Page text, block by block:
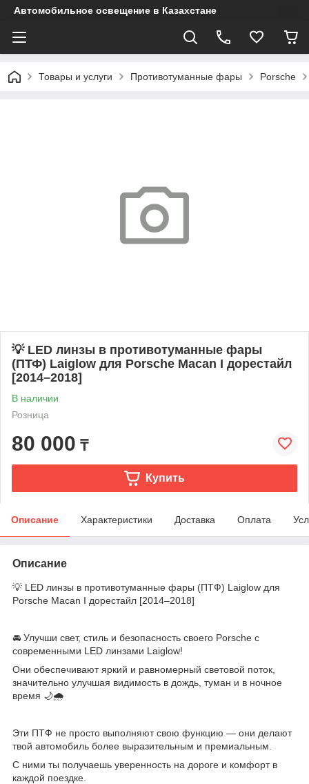
Автомобильное освещение в Казахстане
Товары и услуги Противотуманные фары Porsche
💡 LED линзы в противотуманные фары
(ПТФ) Laiglow для Porsche Macan I дорестайл
[2014–2018]
В наличии
Розница
80 000 ₸
Купить
Описание Характеристики Доставка Оплата
Описание
💡 LED линзы в противотуманные фары (ПТФ) Laiglow для
Porsche Macan I дорестайл [2014–2018]
🚘 Улучши свет, стиль и безопасность своего Porsche с
современными LED линзами Laiglow!
Они обеспечивают яркий и равномерный световой поток,
значительно улучшая видимость в дождь, туман и в ночное
время 🌙🌧
Эти ПТФ не просто выполняют свою функцию — они делают
твой автомобиль более выразительным и премиальным.
С ними ты получаешь уверенность на дороге и комфорт в
каждой поездке.